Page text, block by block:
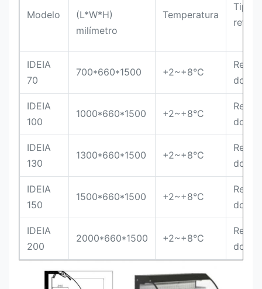
Modelo
(L*W*H)
milímetro
Temperatura
Tipo
IDEIA
70
700*660*1500 +2~+8°C
do fã
IDEIA
100
1000*660*1500 +2~+8°C
do fã
IDEIA
130
1300*660*1500 +2~+8°C
do fã
IDEIA
150
1500*660*1500 +2~+8°C
do fã
IDEIA
200
2000*660*1500 +2~+8°C
do fã